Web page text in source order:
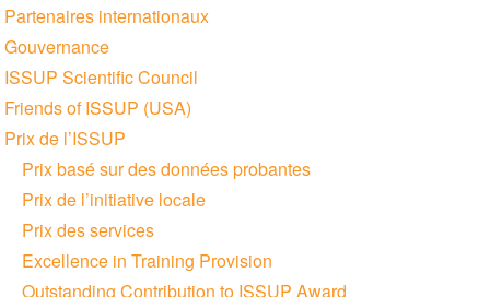
Partenaires internationaux
Gouvernance
ISSUP Scientific Council
Friends of ISSUP (USA)
Prix de l’ISSUP
Prix basé sur des données probantes
Prix de l’initiative locale
Prix des services
Excellence in Training Provision
Outstanding Contribution to ISSUP Award